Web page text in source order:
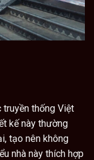
truyền thống Việt
kế này thường
tạo nên không
nhà này thích hợp